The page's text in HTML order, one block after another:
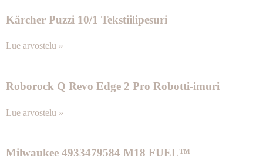
Kärcher Puzzi 10/1 Tekstiilipesuri
Lue arvostelu »
Roborock Q Revo Edge 2 Pro Robotti-imuri
Lue arvostelu »
Milwaukee 4933479584 M18 FUEL™